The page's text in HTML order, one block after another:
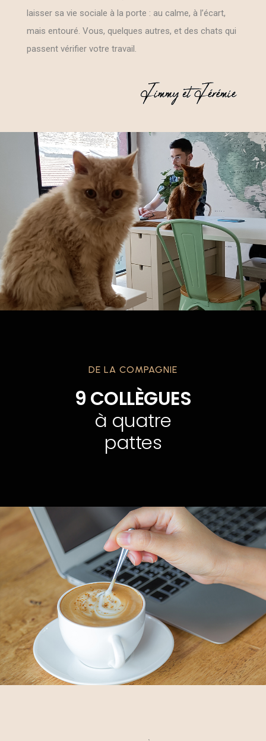
laisser sa vie sociale à la porte : au calme, à l’écart,
mais entouré. Vous, quelques autres, et des chats qui
passent vérifier votre travail.
DE LA COMPAGNIE
9 COLLÈGUES
à quatre
pattes